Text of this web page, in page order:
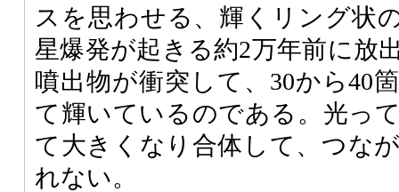
スを思わせる、輝くリング状
星爆発が起きる約2万年前に放
噴出物が衝突して、30から40
て輝いているのである。光っ
て大きくなり合体して、つな
れない。